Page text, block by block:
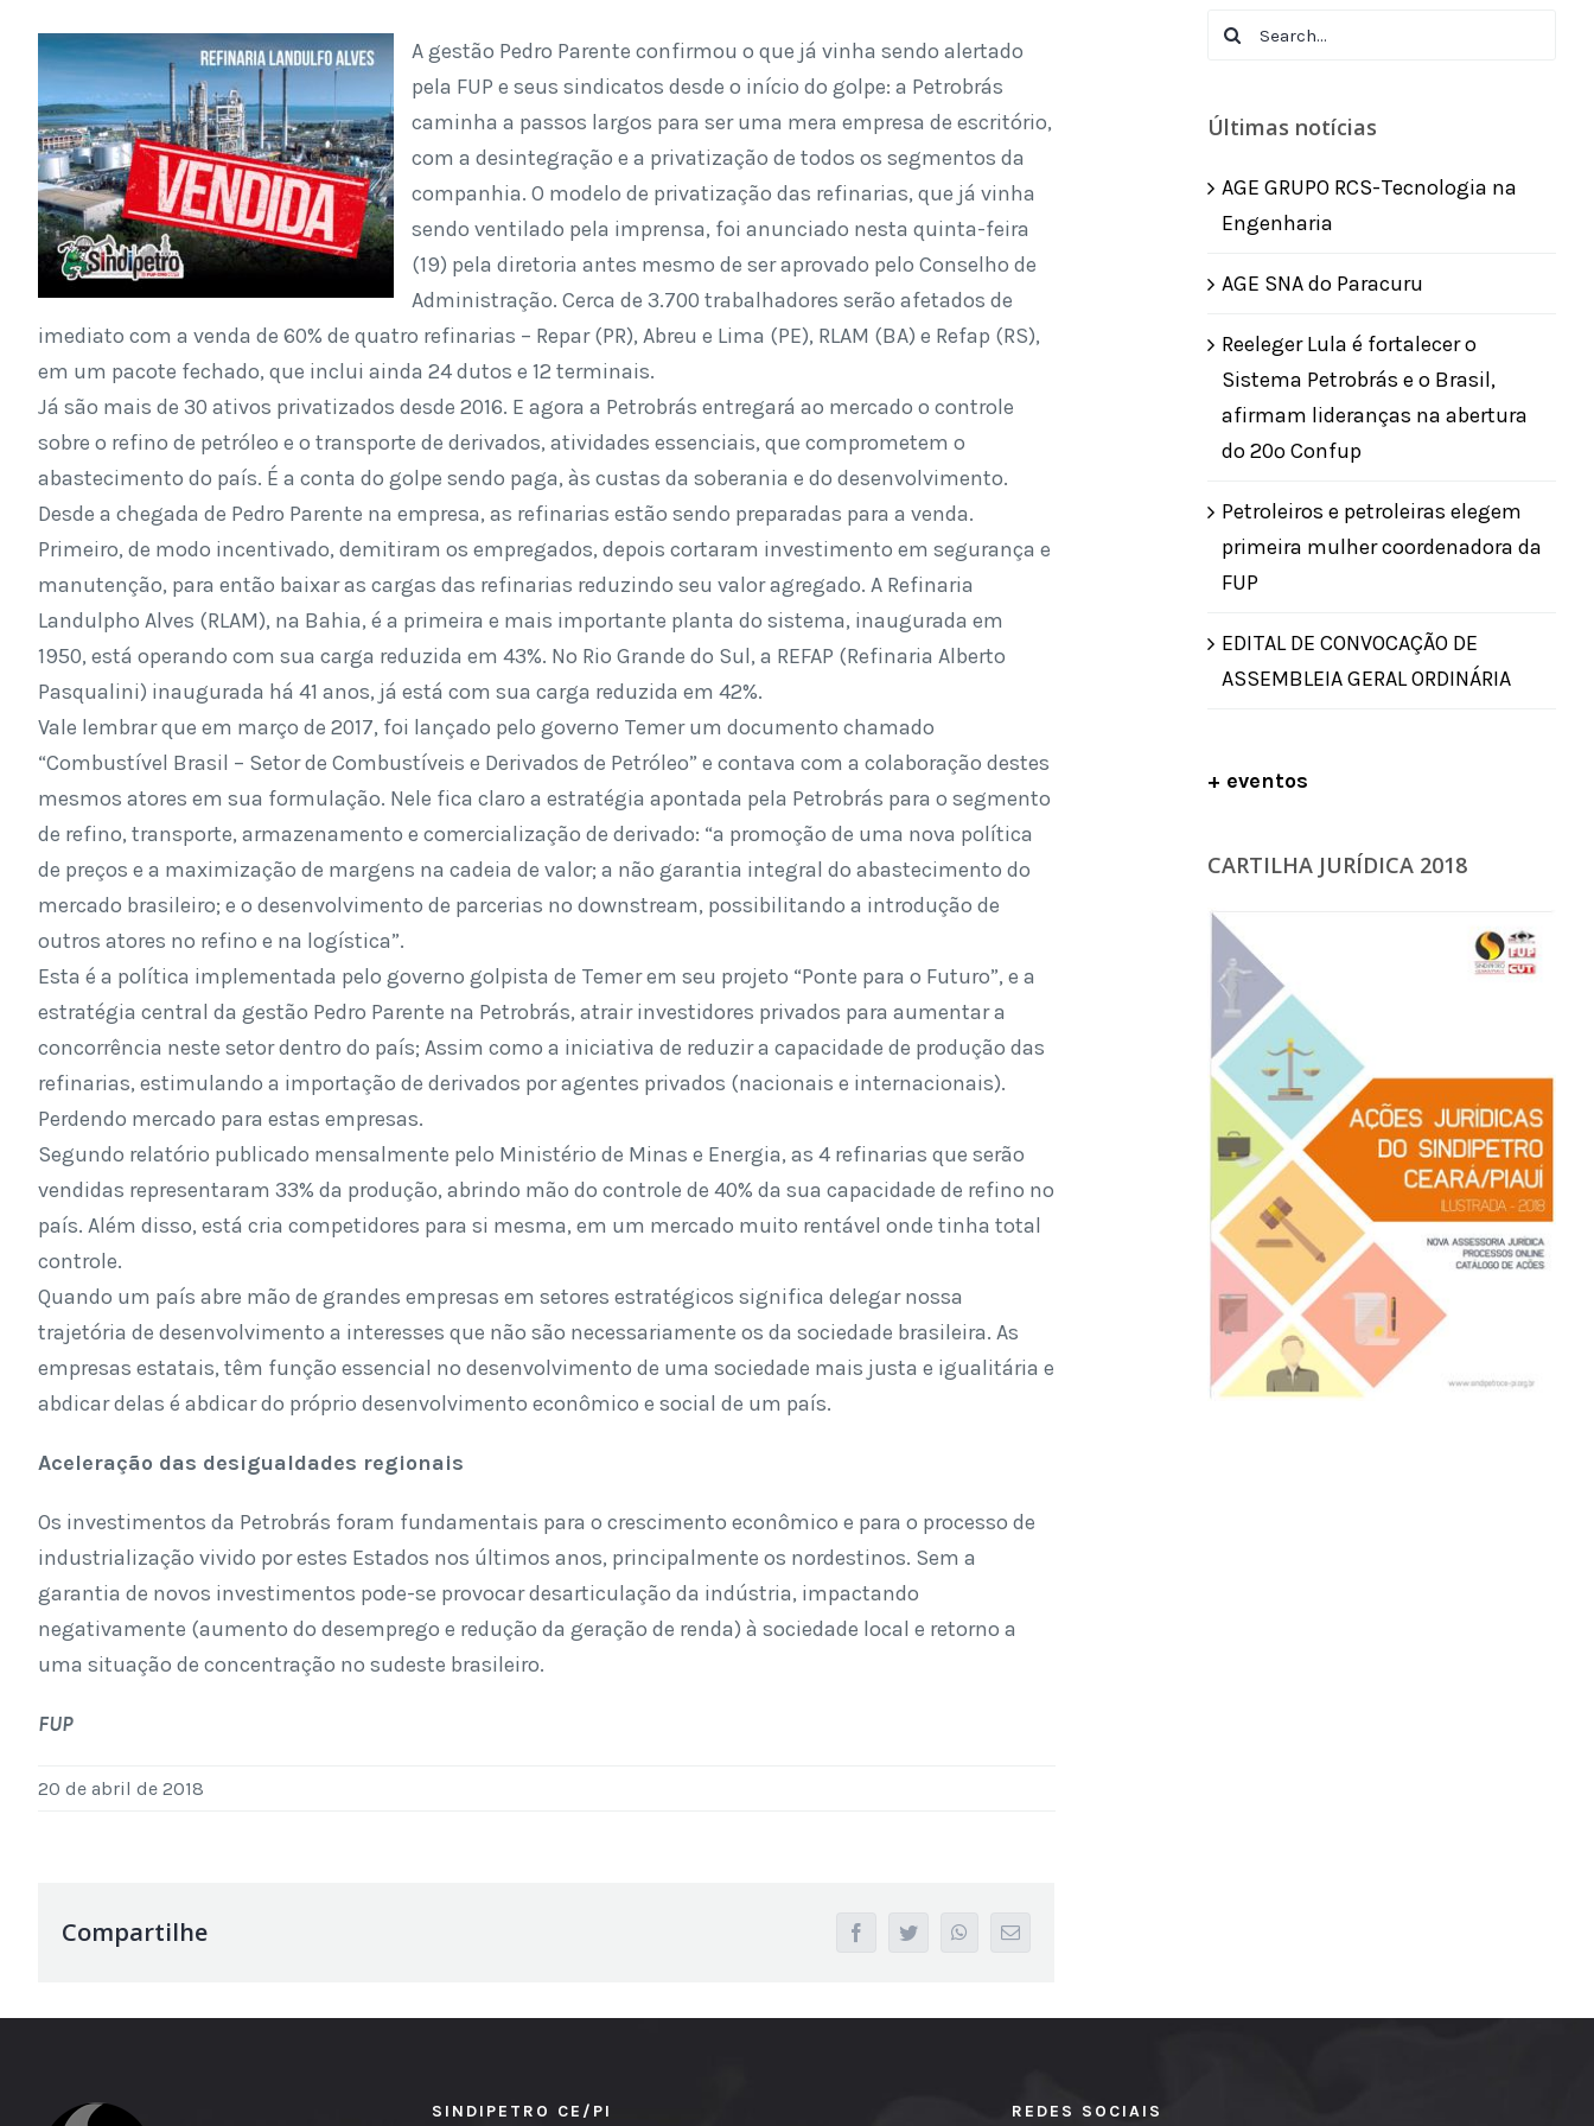
A gestão Pedro Parente confirmou o que já vinha sendo alertado
pela FUP e seus sindicatos desde o início do golpe: a Petrobrás
caminha a passos largos para ser uma mera empresa de escritório,
com a desintegração e a privatização de todos os segmentos da
companhia. O modelo de privatização das refinarias, que já vinha
sendo ventilado pela imprensa, foi anunciado nesta quinta-feira
(19) pela diretoria antes mesmo de ser aprovado pelo Conselho de
Administração. Cerca de 3.700 trabalhadores serão afetados de
imediato com a venda de 60% de quatro refinarias – Repar (PR), Abreu e Lima (PE), RLAM (BA) e Refap (RS),
em um pacote fechado, que inclui ainda 24 dutos e 12 terminais.
Já são mais de 30 ativos privatizados desde 2016. E agora a Petrobrás entregará ao mercado o controle
sobre o refino de petróleo e o transporte de derivados, atividades essenciais, que comprometem o
abastecimento do país. É a conta do golpe sendo paga, às custas da soberania e do desenvolvimento.
Desde a chegada de Pedro Parente na empresa, as refinarias estão sendo preparadas para a venda.
Primeiro, de modo incentivado, demitiram os empregados, depois cortaram investimento em segurança e
manutenção, para então baixar as cargas das refinarias reduzindo seu valor agregado. A Refinaria
Landulpho Alves (RLAM), na Bahia, é a primeira e mais importante planta do sistema, inaugurada em
1950, está operando com sua carga reduzida em 43%. No Rio Grande do Sul, a REFAP (Refinaria Alberto
Pasqualini) inaugurada há 41 anos, já está com sua carga reduzida em 42%.
Vale lembrar que em março de 2017, foi lançado pelo governo Temer um documento chamado
“Combustível Brasil – Setor de Combustíveis e Derivados de Petróleo” e contava com a colaboração destes
mesmos atores em sua formulação. Nele fica claro a estratégia apontada pela Petrobrás para o segmento
de refino, transporte, armazenamento e comercialização de derivado: “a promoção de uma nova política
de preços e a maximização de margens na cadeia de valor; a não garantia integral do abastecimento do
mercado brasileiro; e o desenvolvimento de parcerias no downstream, possibilitando a introdução de
outros atores no refino e na logística”.
Esta é a política implementada pelo governo golpista de Temer em seu projeto “Ponte para o Futuro”, e a
estratégia central da gestão Pedro Parente na Petrobrás, atrair investidores privados para aumentar a
concorrência neste setor dentro do país; Assim como a iniciativa de reduzir a capacidade de produção das
refinarias, estimulando a importação de derivados por agentes privados (nacionais e internacionais).
Perdendo mercado para estas empresas.
Segundo relatório publicado mensalmente pelo Ministério de Minas e Energia, as 4 refinarias que serão
vendidas representaram 33% da produção, abrindo mão do controle de 40% da sua capacidade de refino no
país. Além disso, está cria competidores para si mesma, em um mercado muito rentável onde tinha total
controle.
Quando um país abre mão de grandes empresas em setores estratégicos significa delegar nossa
trajetória de desenvolvimento a interesses que não são necessariamente os da sociedade brasileira. As
empresas estatais, têm função essencial no desenvolvimento de uma sociedade mais justa e igualitária e
abdicar delas é abdicar do próprio desenvolvimento econômico e social de um país.
Aceleração das desigualdades regionais
Os investimentos da Petrobrás foram fundamentais para o crescimento econômico e para o processo de
industrialização vivido por estes Estados nos últimos anos, principalmente os nordestinos. Sem a
garantia de novos investimentos pode-se provocar desarticulação da indústria, impactando
negativamente (aumento do desemprego e redução da geração de renda) à sociedade local e retorno a
uma situação de concentração no sudeste brasileiro.
FUP
20 de abril de 2018
Compartilhe facebooktwitter whatsappEmail
Search
Últimas notícias
AGE GRUPO RCS-Tecnologia na
Engenharia
AGE SNA do Paracuru
Reeleger Lula é fortalecer o
Sistema Petrobrás e o Brasil,
afirmam lideranças na abertura
do 20º Confup
Petroleiros e petroleiras elegem
primeira mulher coordenadora da
FUP
EDITAL DE CONVOCAÇÃO DE
ASSEMBLEIA GERAL ORDINÁRIA
+ eventos
CARTILHA JURÍDICA 2018
SINDIPETRO CE/PI REDES SOCIAIS